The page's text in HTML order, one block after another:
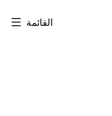
القائمة